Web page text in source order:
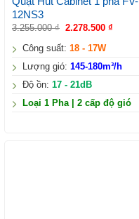
12NS3
3.255.000₫ 2.278.500 ₫
Công suất: 18 - 17W
Lượng gió: 145-180m³/h
Độ ồn: 17 - 21dB
Loại 1 Pha | 2 cấp độ gió